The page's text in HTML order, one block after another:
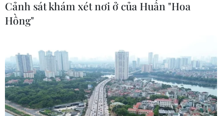
Cảnh sát khám xét nơi ở của Huấn "Hoa
Hồng"